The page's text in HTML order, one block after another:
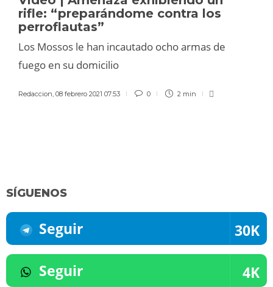
rifle: “preparándome contra los
perroflautas”
Los Mossos le han incautado ocho armas de
fuego en su domicilio
Redaccion, 08 febrero 2021 07:53 0 2 min
SÍGUENOS
Seguir 30K
Seguir 4K